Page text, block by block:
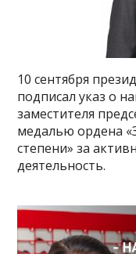
10 сентября
подписал указ о
заместителя
медалью ордена
степени» за
деятельность.